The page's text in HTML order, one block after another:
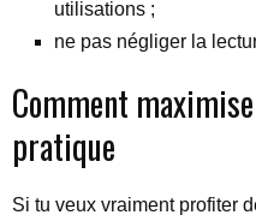
utilisations ;
ne pas négliger la
Comment
pratique
Si tu veux vraiment profiter